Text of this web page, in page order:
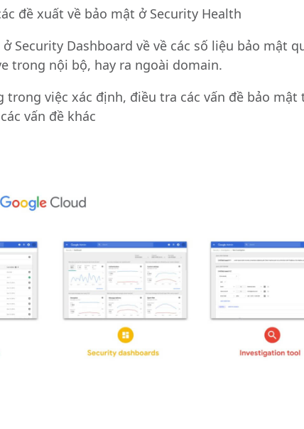
đề xuất về bảo mật ở Security Health
Security Dashboard về về các số liệu bảo mật
trong nội bộ, hay ra ngoài domain.
trong việc xác định, điều tra các vấn đề bảo
vấn đề khác